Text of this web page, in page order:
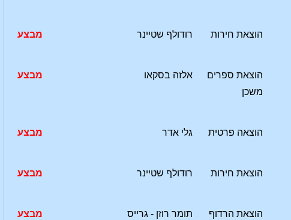
הוצאת חירות רודולף שטיינר מבצע
הוצאת ספרים
משכן
אלזה בסקאו מבצע
הוצאה פרטית גלי אדר מבצע
הוצאת חירות רודולף שטיינר מבצע
הוצאת הרדוף תומר רוזן - גרייס מבצע